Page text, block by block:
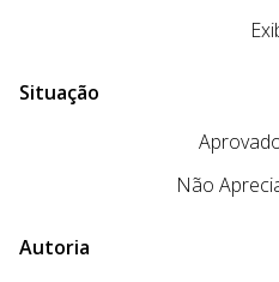
Situação
Não
Autoria